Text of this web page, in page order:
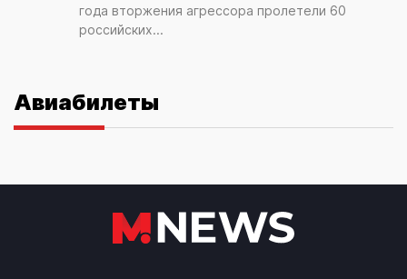
года вторжения агрессора пролетели 60
российских...
Авиабилеты